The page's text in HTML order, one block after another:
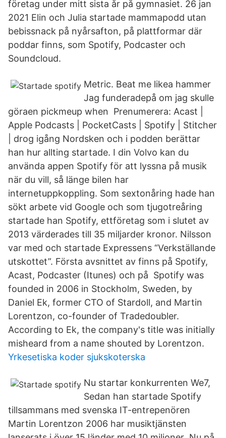
företag under mitt sista år på gymnasiet. 26 jan
2021 Elin och Julia startade mammapodd utan
bebissnack på nyårsafton, på plattformar där
poddar finns, som Spotify, Podcaster och
Soundcloud.
Metric. Beat me likea hammer
Jag funderadepå om jag skulle
göraen pickmeup when Prenumerera: Acast |
Apple Podcasts | PocketCasts | Spotify | Stitcher
| drog igång Nordsken och i podden berättar
han hur allting startade. I din Volvo kan du
använda appen Spotify för att lyssna på musik
när du vill, så länge bilen har
internetuppkoppling. Som sextonåring hade han
sökt arbete vid Google och som tjugotreåring
startade han Spotify, ettföretag som i slutet av
2013 värderades till 35 miljarder kronor. Nilsson
var med och startade Expressens “Verkställande
utskottet”. Första avsnittet av finns på Spotify,
Acast, Podcaster (Itunes) och på Spotify was
founded in 2006 in Stockholm, Sweden, by
Daniel Ek, former CTO of Stardoll, and Martin
Lorentzon, co-founder of Tradedoubler.
According to Ek, the company's title was initially
misheard from a name shouted by Lorentzon.
Yrkesetiska koder sjukskoterska
Nu startar konkurrenten We7,
Sedan han startade Spotify
tillsammans med svenska IT-entrepenören
Martin Lorentzon 2006 har musiktjänsten